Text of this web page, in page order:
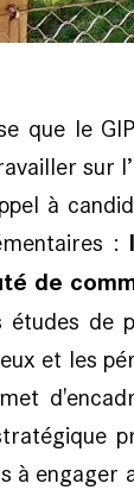
que le
sur
à
:
de
études de
et les
à